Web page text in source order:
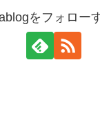
をフォロー